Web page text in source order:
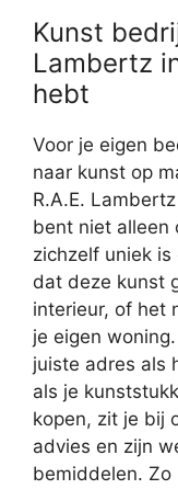
Kunst
Lambertz
hebt
Voor je eigen
naar kunst op
R.A.E.
bent niet alleen
zichzelf uniek
dat deze kunst
interieur, of het
je eigen
juiste adres als
als je
kopen, zit je bij
advies en zijn
bemiddelen.